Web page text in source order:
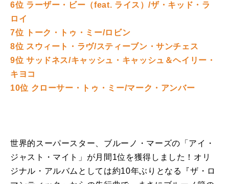
6位 ラーザー・ビー（feat. ライス）/ザ・キッド・ラ
ロイ
7位 トーク・トゥ・ミー/ロビン
8位 スウィート・ラヴ/スティーブン・サンチェス
9位 サッドネス/キャッシュ・キャッシュ＆ヘイリー・
キヨコ
10位 クローサー・トゥ・ミー/マーク・アンバー
世界的スーパースター、ブルーノ・マーズの「アイ・
ジャスト・マイト」が月間 1位を獲得しました！オリ
ジナル・アルバムとしては約10年ぶりとなる『ザ・ロ